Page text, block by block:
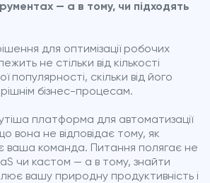
— а в тому, чи підходять
для оптимізації робочих
не стільки від кількості
популярності, скільки від його
бізнес-процесам.
платформа для автоматизації
вона не відповідає тому, як
ваша команда. Питання полягає не
чи кастом — а в тому, знайти
вашу природну продуктивність і